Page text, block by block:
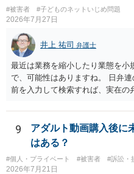
#被害者 #子どものネットいじめ問題
2026年7月27日
井上 祐司 弁護士
最近は業務を縮小したり業態を小
で、可能性はありますね。 日弁
前を入力して検索すれば、実在の
良いでしょう。
9
アダルト動画購入後に
はある？
#個人・プライベート #被害者 #訴訟・
2026年7月21日